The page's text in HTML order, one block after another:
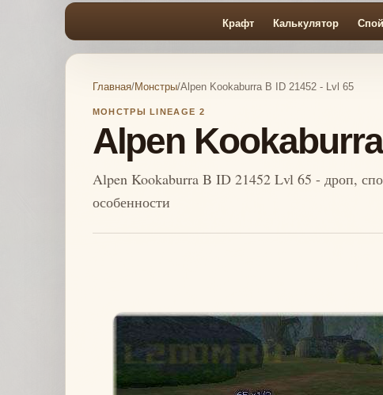
Крафт Калькулятор
Главная/Монстры/Alpen Kookaburra B ID 21452 - Lvl 65
МОНСТРЫ LINEAGE 2
Alpen
Alpen Kookaburra B ID 21452 Lvl 65 - дроп,
особенности